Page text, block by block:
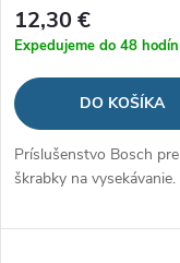
o
d
u
o
d
u
k
t
12,30 €
Expedujeme do 48 hodín
DO KOŠÍKA
Príslušenstvo Bosch pre
škrabky na vysekávanie.